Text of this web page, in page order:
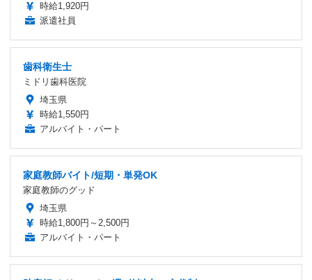
時給1,920円
派遣社員
歯科衛生士
ミドリ歯科医院
埼玉県
時給1,550円
アルバイト・パート
家庭教師バイト/短期・単発OK
家庭教師のグッド
埼玉県
時給1,800円～2,500円
アルバイト・パート